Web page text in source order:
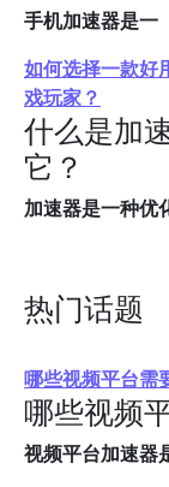
手机加速器是一
如何选择一款好
戏玩家？
什么是加
它？
加速器是一种优
热门话题
哪些视频平台需
哪些视频
视频平台加速器